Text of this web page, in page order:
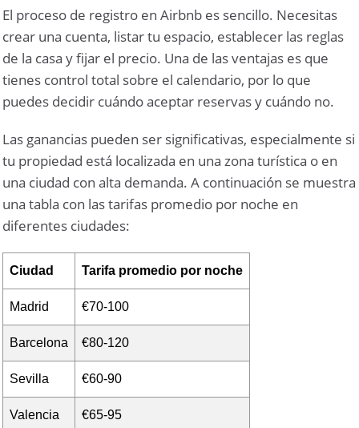
El proceso de registro en Airbnb es sencillo. Necesitas
crear una cuenta, listar tu espacio, establecer las reglas
de la casa y fijar el precio. Una de las ventajas es que
tienes control total sobre el calendario, por lo que
puedes decidir cuándo aceptar reservas y cuándo no.
Las ganancias pueden ser significativas, especialmente si
tu propiedad está localizada en una zona turística o en
una ciudad con alta demanda. A continuación se muestra
una tabla con las tarifas promedio por noche en
diferentes ciudades:
Ciudad Tarifa promedio por noche
Madrid €70-100
Barcelona €80-120
Sevilla €60-90
Valencia €65-95